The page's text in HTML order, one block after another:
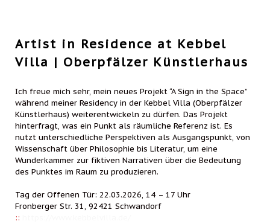
Artist in Residence at Kebbel
Villa | Oberpfälzer Künstlerhaus
Ich freue mich sehr, mein neues Projekt “A Sign in the Space”
während meiner Residency in der Kebbel Villa (Oberpfälzer
Künstlerhaus) weiterentwickeln zu dürfen. Das Projekt
hinterfragt, was ein Punkt als räumliche Referenz ist. Es
nutzt unterschiedliche Perspektiven als Ausgangspunkt, von
Wissenschaft über Philosophie bis Literatur, um eine
Wunderkammer zur fiktiven Narrativen über die Bedeutung
des Punktes im Raum zu produzieren.
Tag der Offenen Tür: 22.03.2026, 14 – 17 Uhr
Fronberger Str. 31, 92421 Schwandorf
::